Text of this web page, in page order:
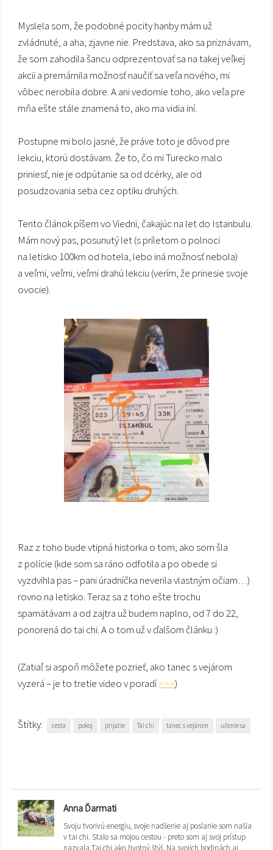
Myslela som, že podobné pocity hanby mám už
zvládnuté, a aha, zjavne nie. Predstava, ako sa priznávam,
že som zahodila šancu odprezentovať sa na takej veľkej
akcii a premárnila možnosť naučiť sa veľa nového, mi
vôbec nerobila dobre. A ani vedomie toho, ako veľa pre
mňa ešte stále znamená to, ako ma vidia iní.
Postupne mi bolo jasné, že práve toto je dôvod pre
lekciu, ktorú dostávam. Že to, čo mi Turecko malo
priniesť, nie je odpútanie sa od dcérky, ale od
posudzovania seba cez optiku druhých.
Tento článok píšem vo Viedni, čakajúc na let do Istanbulu.
Mám nový pas, posunutý let (s príletom o polnoci
na letisko 100km od hotela, lebo iná možnosť nebola)
a veľmi, veľmi, veľmi drahú lekciu (verím, že prinesie svoje
ovocie).
Raz z toho bude vtipná historka o tom, ako som šla
z polície (kde som sa ráno odfotila a po obede si
vyzdvihla pas – pani úradníčka neverila vlastným očiam…)
rovno na letisko. Teraz sa z toho ešte trochu
spamätávam a od zajtra už budem naplno, od 7 do 22,
ponorená do tai chi. A o tom už v ďalšom článku :)
(Zatiaľ si aspoň môžete pozrieť, ako tanec s vejárom
vyzerá – je to tretie video v poradí>>>)
Štítky: cesta pokoj prijatie Tai chi tanec s vejárom učenie sa
Anna Ďarmati
Svoju tvorivú energiu, svoje nadšenie aj poslanie som našla
v tai chi. Stalo sa mojou cestou - preto som aj svoj prístup
nazvala Tai chi ako životný štýl. Na svojich hodinách aj